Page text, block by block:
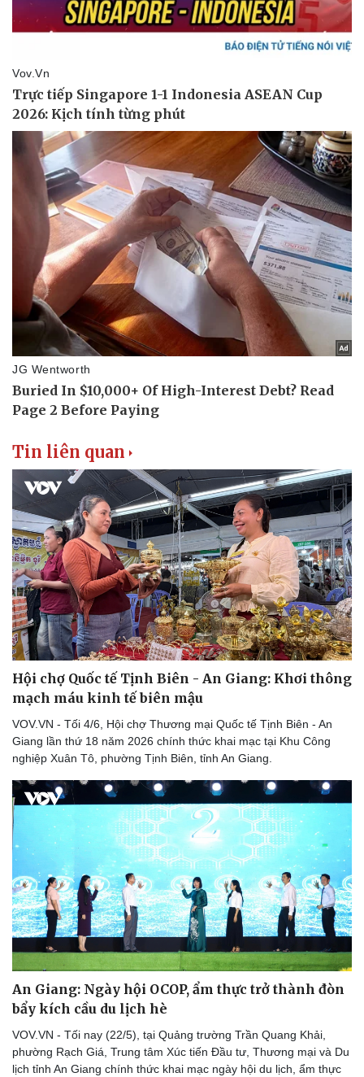
Doanh nghiệp
Thông tin doanh nghiệp
Doanh nghiệp 24h
Doanh nhân
Vì cộng đồng
Sành điệu
Trải nghiệm
Chuyển đổi số
Tin liên quan
Hội chợ Quốc tế Tịnh Biên - An Giang: Khơi thông
mạch máu kinh tế biên mậu
VOV.VN - Tối 4/6, Hội chợ Thương mại Quốc tế Tịnh Biên - An
Giang lần thứ 18 năm 2026 chính thức khai mạc tại Khu Công
nghiệp Xuân Tô, phường Tịnh Biên, tỉnh An Giang.
An Giang: Ngày hội OCOP, ẩm thực trở thành đòn
bẩy kích cầu du lịch hè
VOV.VN - Tối nay (22/5), tại Quảng trường Trần Quang Khải,
phường Rạch Giá, Trung tâm Xúc tiến Đầu tư, Thương mại và Du
lịch tỉnh An Giang chính thức khai mạc ngày hội du lịch, ẩm thực